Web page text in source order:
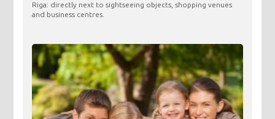
Riga: directly next to sightseeing objects, shopping venues
and business centres.